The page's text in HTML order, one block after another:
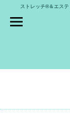
ストレッチ®＆エステ